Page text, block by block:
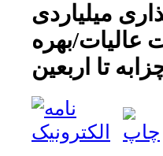
میلیاردی
عالیات/بهره
تا اربعین